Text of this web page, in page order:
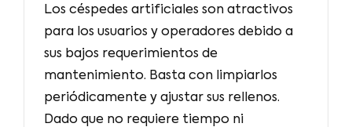
Los céspedes artificiales son atractivos
para los usuarios y operadores debido a
sus bajos requerimientos de
mantenimiento. Basta con limpiarlos
periódicamente y ajustar sus rellenos.
Dado que no requiere tiempo ni